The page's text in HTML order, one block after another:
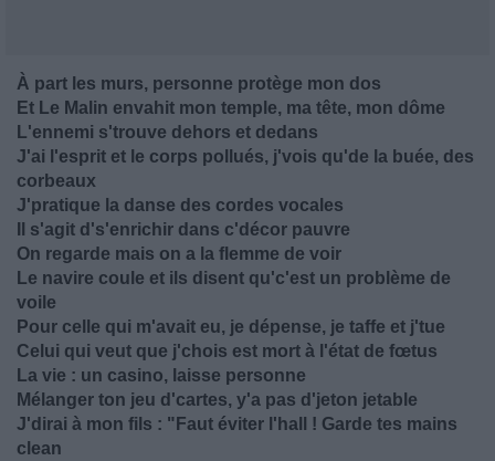
À part les murs, personne protège mon dos
Et Le Malin envahit mon temple, ma tête, mon dôme
L'ennemi s'trouve dehors et dedans
J'ai l'esprit et le corps pollués, j'vois qu'de la buée, des
corbeaux
J'pratique la danse des cordes vocales
Il s'agit d's'enrichir dans c'décor pauvre
On regarde mais on a la flemme de voir
Le navire coule et ils disent qu'c'est un problème de
voile
Pour celle qui m'avait eu, je dépense, je taffe et j'tue
Celui qui veut que j'chois est mort à l'état de fœtus
La vie : un casino, laisse personne
Mélanger ton jeu d'cartes, y'a pas d'jeton jetable
J'dirai à mon fils : "Faut éviter l'hall ! Garde tes mains
clean